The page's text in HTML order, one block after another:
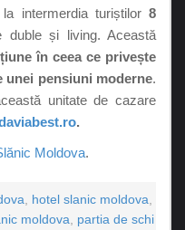
intermerdia turiștilor 8
și living. Această
în ceea ce privește
pensiuni moderne.
unitate de cazare
.
Moldova.
hotel slanic moldova
moldova
partia de schi